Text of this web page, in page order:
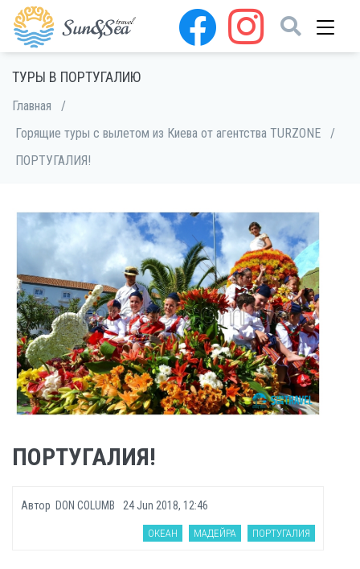
ТУРЫ В ПОРТУГАЛИЮ
Главная
/
Горящие туры с вылетом из Киева от агентства TURZONE
/
ПОРТУГАЛИЯ!
ПОРТУГАЛИЯ!
Автор DON COLUMB 24 Jun 2018, 12:46
ОКЕАН МАДЕЙРА ПОРТУГАЛИЯ